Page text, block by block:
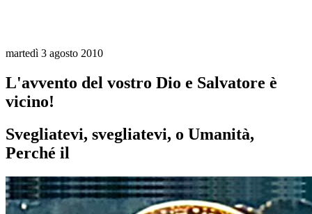
martedì 3 agosto 2010
L'avvento del vostro Dio e Salvatore è
vicino!
Svegliatevi, svegliatevi, o Umanità,
Perché il